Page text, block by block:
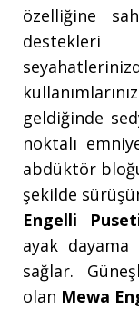
özelliğine
destekleri
geldiğinde
noktalı
abdüktör
şekilde
Engelli
ayak
sağlar.
olan Mewa